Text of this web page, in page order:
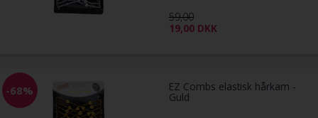
59,00
19,00 DKK
-68% EZ Combs elastisk hårkam -
Guld